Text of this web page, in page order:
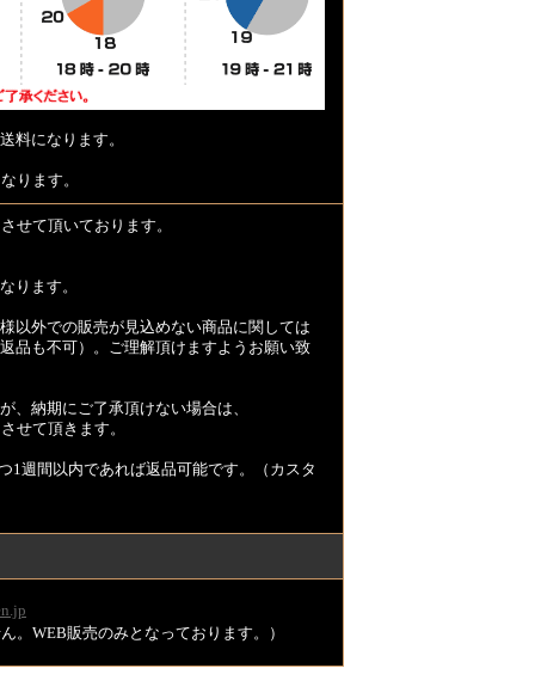
料になります。
ります。
せて頂いております。
ります。
以外での販売が見込めない商品に関しては
品も不可）。ご理解頂けますようお願い致
、納期にご了承頂けない場合は、
せて頂きます。
週間以内であれば返品可能です。（カスタ
WEB販売のみとなっております。）